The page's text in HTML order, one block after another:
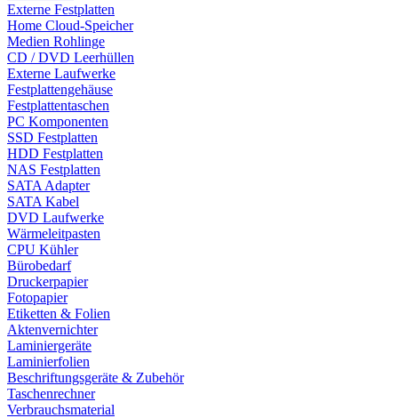
Externe Festplatten
Home Cloud-Speicher
Medien Rohlinge
CD / DVD Leerhüllen
Externe Laufwerke
Festplattengehäuse
Festplattentaschen
PC Komponenten
SSD Festplatten
HDD Festplatten
NAS Festplatten
SATA Adapter
SATA Kabel
DVD Laufwerke
Wärmeleitpasten
CPU Kühler
Bürobedarf
Druckerpapier
Fotopapier
Etiketten & Folien
Aktenvernichter
Laminiergeräte
Laminierfolien
Beschriftungsgeräte & Zubehör
Taschenrechner
Verbrauchsmaterial